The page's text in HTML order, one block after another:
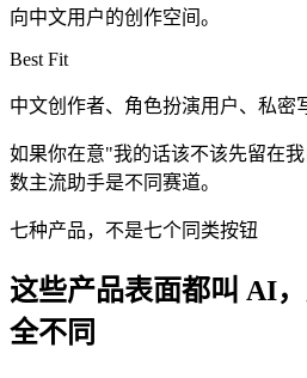
向中文用户的创作空间。
Best Fit
中文创作者、角色扮演用户、私密
如果你在意"我的话该不该先留在
数主流助手是不同赛道。
七种产品，不是七个同类按钮
这些产品表面都叫 AI
全不同